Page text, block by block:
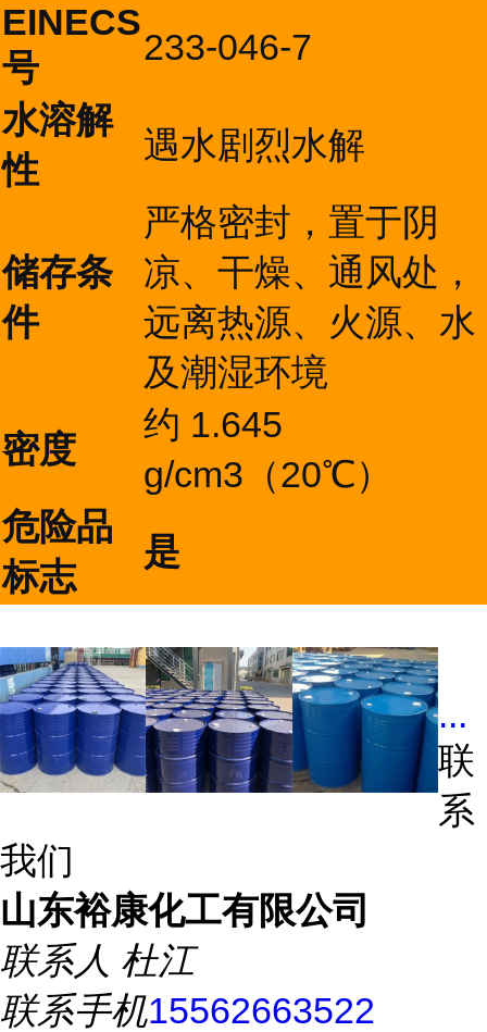
EINECS
号
233-046-7
水溶解
性
遇水剧烈水解
储存条
件
严格密封，置于阴
凉、干燥、通风处，
远离热源、火源、水
及潮湿环境
密度
约 1.645
g/cm3（20℃）
危险品
标志
是
...
联
系
我们
山东裕康化工有限公司
联系人 杜江
联系手机15562663522